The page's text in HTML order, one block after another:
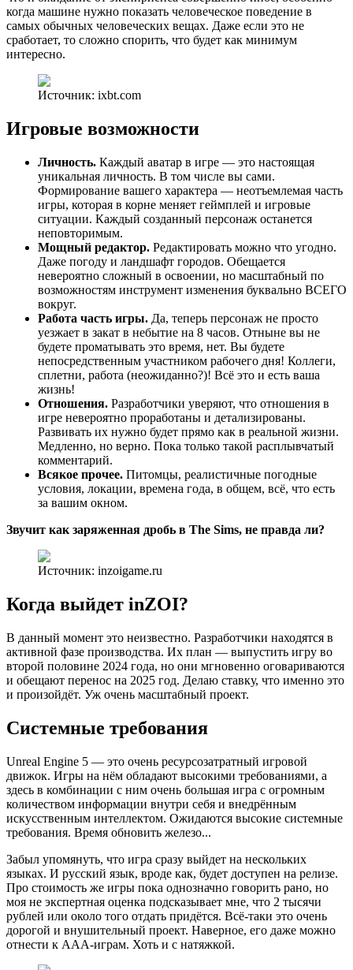
когда машине нужно показать человеческое поведение в
самых обычных человеческих вещах. Даже если это не
сработает, то сложно спорить, что будет как минимум
интересно.
Источник: ixbt.com
Игровые возможности
Личность. Каждый аватар в игре — это настоящая
уникальная личность. В том числе вы сами.
Формирование вашего характера — неотъемлемая часть
игры, которая в корне меняет геймплей и игровые
ситуации. Каждый созданный персонаж останется
неповторимым.
Мощный редактор. Редактировать можно что угодно.
Даже погоду и ландшафт городов. Обещается
невероятно сложный в освоении, но масштабный по
возможностям инструмент изменения буквально ВСЕГО
вокруг.
Работа часть игры. Да, теперь персонаж не просто
уезжает в закат в небытие на 8 часов. Отныне вы не
будете проматывать это время, нет. Вы будете
непосредственным участником рабочего дня! Коллеги,
сплетни, работа (неожиданно?)! Всё это и есть ваша
жизнь!
Отношения. Разработчики уверяют, что отношения в
игре невероятно проработаны и детализированы.
Развивать их нужно будет прямо как в реальной жизни.
Медленно, но верно. Пока только такой расплывчатый
комментарий.
Всякое прочее. Питомцы, реалистичные погодные
условия, локации, времена года, в общем, всё, что есть
за вашим окном.
Звучит как заряженная дробь в The Sims, не правда ли?
Источник: inzoigame.ru
Когда выйдет inZOI?
В данный момент это неизвестно. Разработчики находятся в
активной фазе производства. Их план — выпустить игру во
второй половине 2024 года, но они мгновенно оговариваются
и обещают перенос на 2025 год. Делаю ставку, что именно это
и произойдёт. Уж очень масштабный проект.
Системные требования
Unreal Engine 5 — это очень ресурсозатратный игровой
движок. Игры на нём обладают высокими требованиями, а
здесь в комбинации с ним очень большая игра с огромным
количеством информации внутри себя и внедрённым
искусственным интеллектом. Ожидаются высокие системные
требования. Время обновить железо...
Забыл упомянуть, что игра сразу выйдет на нескольких
языках. И русский язык, вроде как, будет доступен на релизе.
Про стоимость же игры пока однозначно говорить рано, но
моя не экспертная оценка подсказывает мне, что 2 тысячи
рублей или около того отдать придётся. Всё-таки это очень
дорогой и внушительный проект. Наверное, его даже можно
отнести к AAA-играм. Хоть и с натяжкой.